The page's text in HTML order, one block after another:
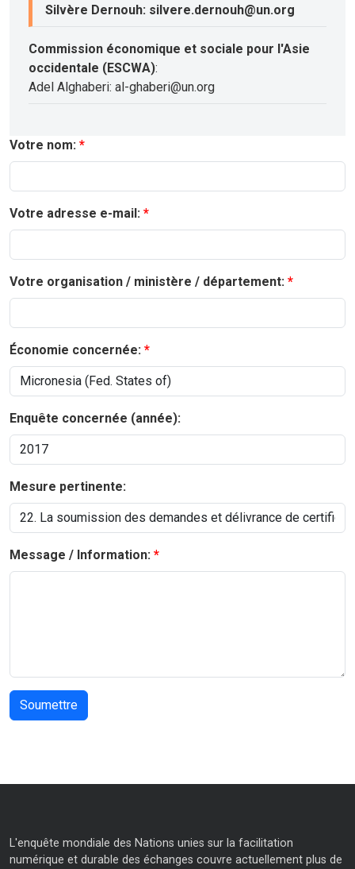
Silvère Dernouh: silvere.dernouh@un.org
Commission économique et sociale pour l'Asie
occidentale (ESCWA):
Adel Alghaberi: al-ghaberi@un.org
Votre nom:
Votre adresse e-mail:
Votre organisation / ministère / département:
Économie concernée:
Enquête concernée (année):
Mesure pertinente:
Message / Information:
L'enquête mondiale des Nations unies sur la facilitation
numérique et durable des échanges couvre actuellement plus de